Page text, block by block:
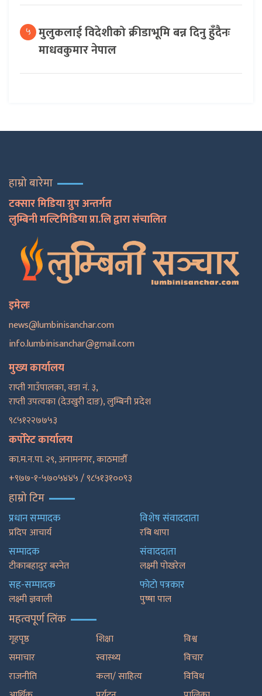
५ मुलुकलाई विदेशीको क्रीडाभूमि बन्न दिनु हुँदैनः
माधवकुमार नेपाल
हाम्रो बारेमा
टक्सार मिडिया ग्रुप अन्तर्गत
लुम्बिनी मल्टिमिडिया प्रा.लि द्वारा संचालित
इमेलः
news@lumbinisanchar.com
info.lumbinisanchar@gmail.com
मुख्य कार्यालय
राप्ती गाउँपालका, वडा नं. ३,
राप्ती उपत्यका (देउखुरी दाङ), लुम्बिनी प्रदेश
९८५१२२७७५३
कर्पोरेट कार्यालय
का.म.न.पा. २९, अनामनगर, काठमाडाैँ
+९७७-१-५७०५४४५ / ९८५१३१००९३
हाम्रो टिम
प्रधान सम्पादक
प्रदिप आचार्य
सम्पादक
टीकाबहादुर बस्नेत
सह-सम्पादक
लक्ष्मी ज्ञवाली
विशेष संवाददाता
रबि थापा
संवाददाता
लक्ष्मी पोखरेल
फाेटाे पत्रकार
पुष्षा पाल
महत्वपूर्ण लिंक
गृहपृष्ठ
समाचार
राजनीति
शिक्षा
स्वास्थ्य
कला/ साहित्य
विश्व
विचार
विविध